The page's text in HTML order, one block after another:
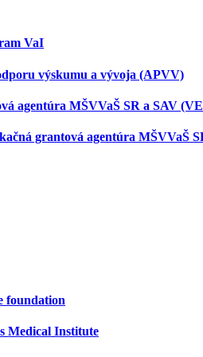
VaI
výskumu a vývoja (APVV)
agentúra MŠVVaŠ SR a SAV
grantová agentúra MŠVVaŠ
foundation
Medical Institute